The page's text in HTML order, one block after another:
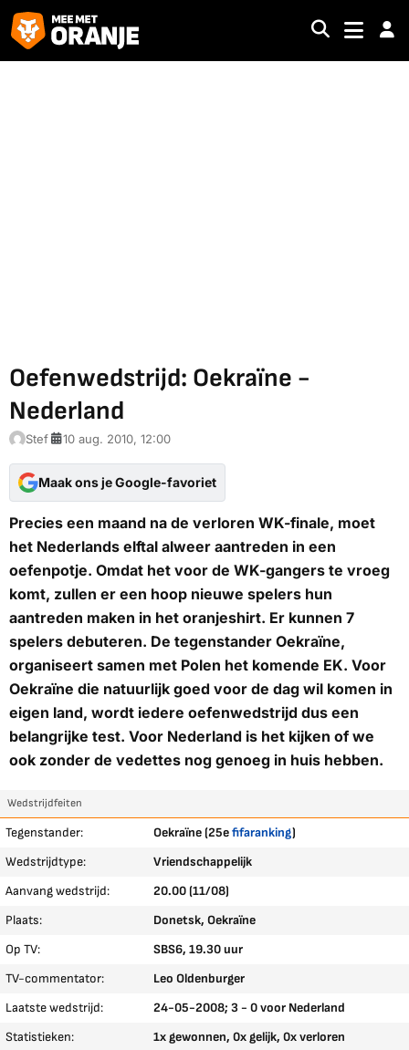
Oefenwedstrijd: Oekraïne -
Nederland
Stef 10 aug. 2010, 12:00
Maak ons je Google-favoriet
Precies een maand na de verloren WK-finale, moet
het Nederlands elftal alweer aantreden in een
oefenpotje. Omdat het voor de WK-gangers te vroeg
komt, zullen er een hoop nieuwe spelers hun
aantreden maken in het oranjeshirt. Er kunnen 7
spelers debuteren. De tegenstander Oekraïne,
organiseert samen met Polen het komende EK. Voor
Oekraïne die natuurlijk goed voor de dag wil komen in
eigen land, wordt iedere oefenwedstrijd dus een
belangrijke test. Voor Nederland is het kijken of we
ook zonder de vedettes nog genoeg in huis hebben.
Wedstrijdfeiten
Tegenstander: Oekraïne (25efifaranking)
Wedstrijdtype:
Vriendschappelijk
Aanvang wedstrijd:
20.00 (11/08)
Plaats:
Donetsk, Oekraïne
Op TV:
SBS6, 19.30 uur
TV-commentator:
Leo Oldenburger
Laatste wedstrijd:
24-05-2008; 3 - 0 voor Nederland
Statistieken:
1x gewonnen, 0x gelijk, 0x verloren